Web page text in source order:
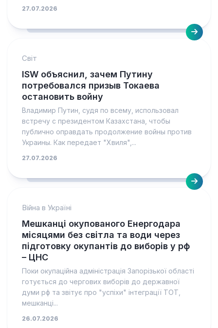
27.07.2026
Світ
ISW объяснил, зачем Путину
потребовался призыв Токаева
остановить войну
Владимир Путин, судя по всему, использовал
встречу с президентом Казахстана, чтобы
публично оправдать продолжение войны против
Украины. Как передает "Хвиля",...
27.07.2026
Війна в Україні
Мешканці окупованого Енергодара
місяцями без світла та води через
підготовку окупантів до виборів у рф
– ЦНС
Поки окупаційна адміністрація Запорізької області
готується до чергових виборів до державної
думи рф та звітує про "успіхи" інтеграції ТОТ,
мешканці...
26.07.2026